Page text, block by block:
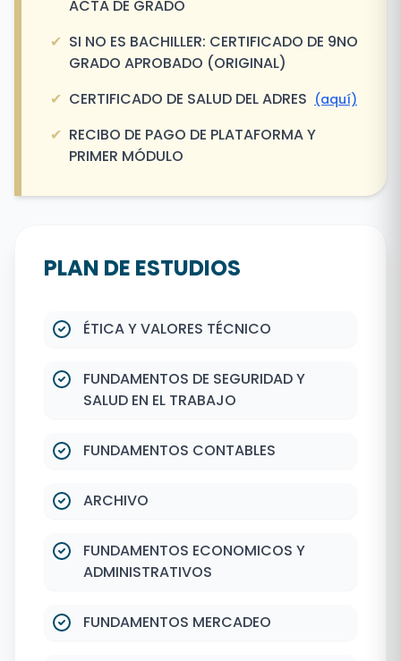
ACTA DE GRADO
✔ SI NO ES BACHILLER: CERTIFICADO DE 9NO
GRADO APROBADO (ORIGINAL)
✔ CERTIFICADO DE SALUD DEL ADRES (aquí)
✔ RECIBO DE PAGO DE PLATAFORMA Y
PRIMER MÓDULO
PLAN DE ESTUDIOS
ÉTICA Y VALORES TÉCNICO
FUNDAMENTOS DE SEGURIDAD Y
SALUD EN EL TRABAJO
FUNDAMENTOS CONTABLES
ARCHIVO
FUNDAMENTOS ECONOMICOS Y
ADMINISTRATIVOS
FUNDAMENTOS MERCADEO